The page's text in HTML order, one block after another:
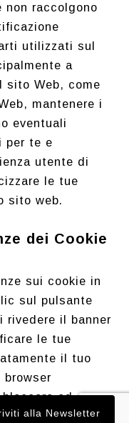
non raccolgono
utilizzati sul
a
sito Web, come
mantenere i
eventuali
per te e
utente di
le tue
sito web.
dei Cookie
sui cookie in
sul pulsante
rivedere il banner
le tue
il tuo
ed
siti web. Puoi
alla Newsletter